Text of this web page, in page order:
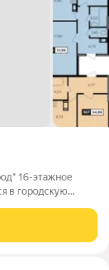
16-этажное
в городскую
обладателей.